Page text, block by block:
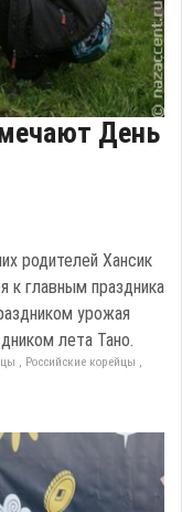
День
родителей Хансик
к главным праздника
урожая
лета Тано.
, Российские корейцы ,